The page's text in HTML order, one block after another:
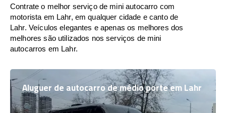
Contrate o melhor serviço de mini autocarro com
motorista em Lahr, em qualquer cidade e canto de
Lahr. Veículos elegantes e apenas os melhores dos
melhores são utilizados nos serviços de mini
autocarros em Lahr.
Aluguer de autocarro de médio porte em Lahr